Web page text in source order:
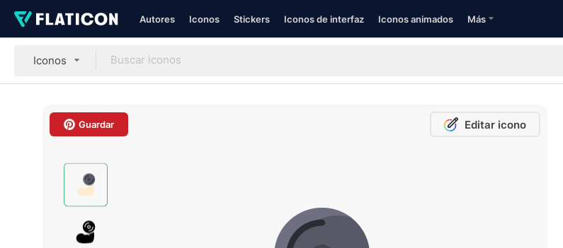
Autores Iconos Stickers Iconos de interfaz Iconos animados Más
Iconos
Guardar Editar icono